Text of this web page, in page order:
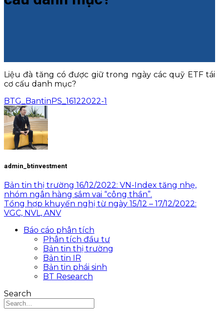
Liệu đà tăng có được giữ trong ngày các quỹ ETF tái
cơ cấu danh mục?
BTG_BantinPS_16122022-1
admin_btinvestment
Bản tin thị trường 16/12/2022: VN-Index tăng nhẹ,
nhóm ngân hàng sắm vai “công thần”.
Tổng hợp khuyến nghị từ ngày 15/12 – 17/12/2022:
VGC, NVL, ANV
Báo cáo phân tích
Phân tích đầu tư
Bản tin thị trường
Bản tin IR
Bản tin phái sinh
BT Research
Search